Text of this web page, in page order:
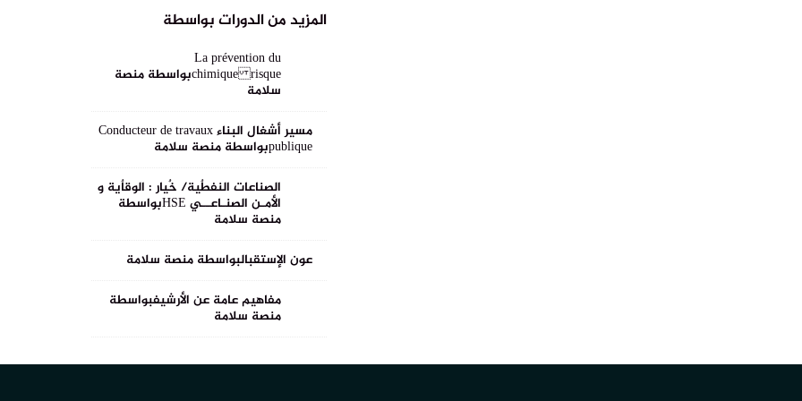
المزيد من الدورات بواسطة
La prévention du
risque chimique بواسطة منصة
سلامة
مسير أشغال البناء Conducteur de travaux
publiqueبواسطة منصة سلامة
الصناعات النفطٌية/ خٌيار : الوقاٌية و
الأمـن الصنـاعــي HSE بواسطة
منصة سلامة
عون الإستقبالبواسطة منصة سلامة
مفاهيم عامة عن الأرشيفبواسطة
منصة سلامة